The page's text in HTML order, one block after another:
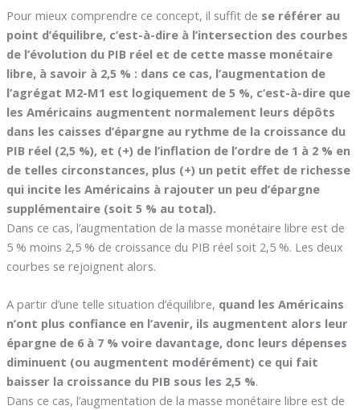
Pour mieux comprendre ce concept, il suffit de se référer au
point d’équilibre, c’est-à-dire à l’intersection des courbes
de l’évolution du PIB réel et de cette masse monétaire
libre, à savoir à 2,5 % : dans ce cas, l’augmentation de
l’agrégat M2-M1 est logiquement de 5 %, c’est-à-dire que
les Américains augmentent normalement leurs dépôts
dans les caisses d’épargne au rythme de la croissance du
PIB réel (2,5 %), et (+) de l’inflation de l’ordre de 1 à 2 % en
de telles circonstances, plus (+) un petit effet de richesse
qui incite les Américains à rajouter un peu d’épargne
supplémentaire (soit 5 % au total).
Dans ce cas, l’augmentation de la masse monétaire libre est de
5 % moins 2,5 % de croissance du PIB réel soit 2,5 %. Les deux
courbes se rejoignent alors.
A partir d’une telle situation d’équilibre, quand les Américains
n’ont plus confiance en l’avenir, ils augmentent alors leur
épargne de 6 à 7 % voire davantage, donc leurs dépenses
diminuent (ou augmentent modérément) ce qui fait
baisser la croissance du PIB sous les 2,5 %.
Dans ce cas, l’augmentation de la masse monétaire libre est de